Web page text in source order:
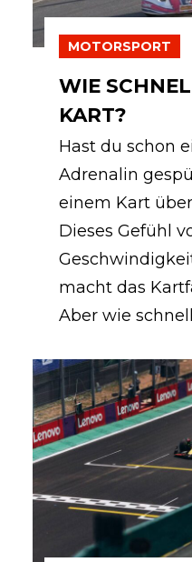
MOTORSPORT
WIE
KART?
Hast du schon
Adrenalin
einem Kart
Dieses Gefühl
macht das
Aber wie